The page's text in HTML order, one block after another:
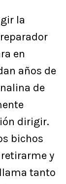
la
en
años de
de
dirigir.
bichos
y
tanto